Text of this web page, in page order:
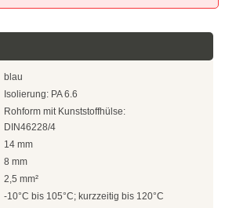
blau
Isolierung: PA 6.6
Rohform mit Kunststoffhülse:
DIN46228/4
14 mm
8 mm
2,5 mm²
-10°C bis 105°C; kurzzeitig bis 120°C